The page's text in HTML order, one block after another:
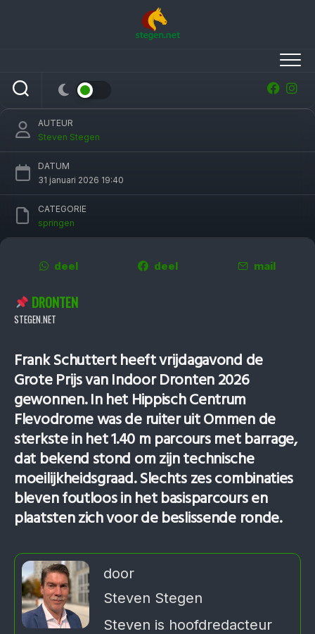
Grote Prijs Indoor Dronten
AUTEUR
Steven Stegen
DATUM
31 januari 2026 19:40
CATEGORIE
springen
deel deel mail
DRONTEN
STEGEN.NET
Frank Schuttert heeft vrijdagavond de
Grote Prijs van Indoor Dronten 2026
gewonnen. In het Hippisch Centrum
Flevodrome was de ruiter uit Ommen de
sterkste in het 1.40 m parcours met barrage,
dat bekend stond om zijn technische
moeilijkheidsgraad. Slechts zes combinaties
bleven foutloos in het basisparcours en
plaatsten zich voor de beslissende ronde.
door
Steven Stegen
Steven is hoofdredacteur